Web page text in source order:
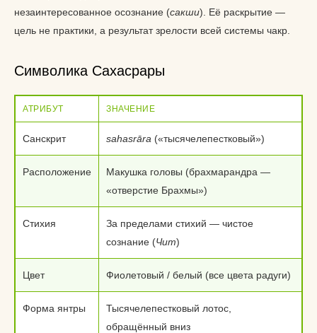
незаинтересованное осознание (сакши). Её раскрытие —
цель не практики, а результат зрелости всей системы чакр.
Символика Сахасрары
АТРИБУТ ЗНАЧЕНИЕ
Санскрит sahasrāra («тысячелепестковый»)
Расположение
Макушка головы (брахмарандра —
«отверстие Брахмы»)
Стихия
За пределами стихий — чистое
сознание (Чит)
Цвет Фиолетовый / белый (все цвета радуги)
Форма янтры
Тысячелепестковый лотос,
обращённый вниз